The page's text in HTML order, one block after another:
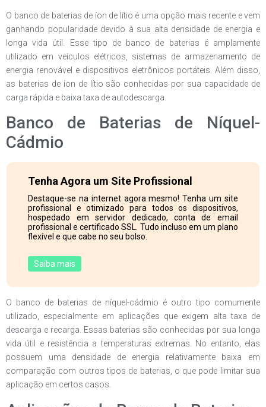
O banco de baterias de íon de lítio é uma opção mais recente e vem
ganhando popularidade devido à sua alta densidade de energia e
longa vida útil. Esse tipo de banco de baterias é amplamente
utilizado em veículos elétricos, sistemas de armazenamento de
energia renovável e dispositivos eletrônicos portáteis. Além disso,
as baterias de íon de lítio são conhecidas por sua capacidade de
carga rápida e baixa taxa de autodescarga.
Banco de Baterias de Níquel-
Cádmio
Tenha Agora um Site Profissional
Destaque-se na internet agora mesmo! Tenha um site
profissional e otimizado para todos os dispositivos,
hospedado em servidor dedicado, conta de email
profissional e certificado SSL. Tudo incluso em um plano
flexível e que cabe no seu bolso.
Saiba mais
O banco de baterias de níquel-cádmio é outro tipo comumente
utilizado, especialmente em aplicações que exigem alta taxa de
descarga e recarga. Essas baterias são conhecidas por sua longa
vida útil e resistência a temperaturas extremas. No entanto, elas
possuem uma densidade de energia relativamente baixa em
comparação com outros tipos de baterias, o que pode limitar sua
aplicação em certos casos.